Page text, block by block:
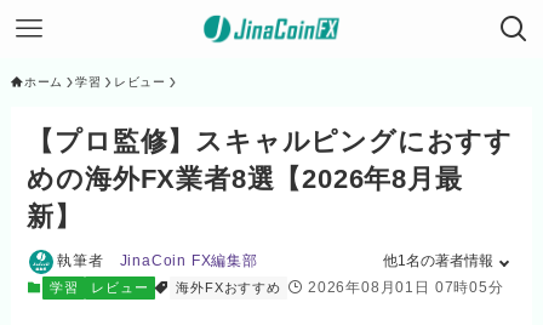
ホーム 学習 レビュー
【プロ監修】スキャルピングにおすす
めの海外FX業者8選【2026年8月最
新】
学習 レビュー 海外FXおすすめ 2026年08月01日 07時05分
執筆者 JinaCoin FX編集部 他1名の著者情報